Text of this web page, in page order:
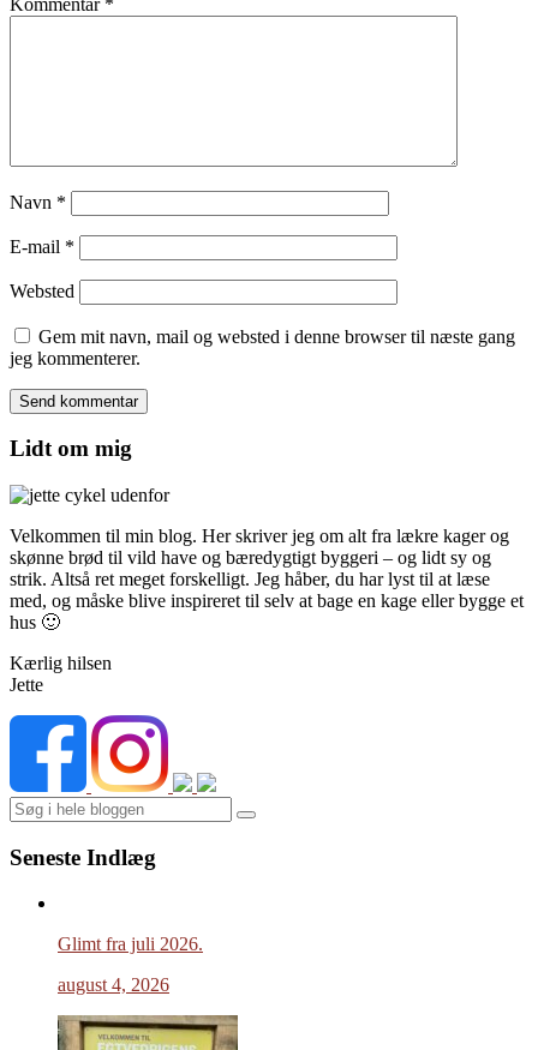
Navn *
E-mail *
Websted
Gem mit navn, mail og websted i denne browser til næste gang
jeg kommenterer.
Lidt om mig
Velkommen til min blog. Her skriver jeg om alt fra lækre kager og
skønne brød til vild have og bæredygtigt byggeri – og lidt sy og
strik. Altså ret meget forskelligt. Jeg håber, du har lyst til at læse
med, og måske blive inspireret til selv at bage en kage eller bygge et
hus 🙂
Kærlig hilsen
Jette
Search
Seneste Indlæg
Glimt fra juli 2026.
august 4, 2026